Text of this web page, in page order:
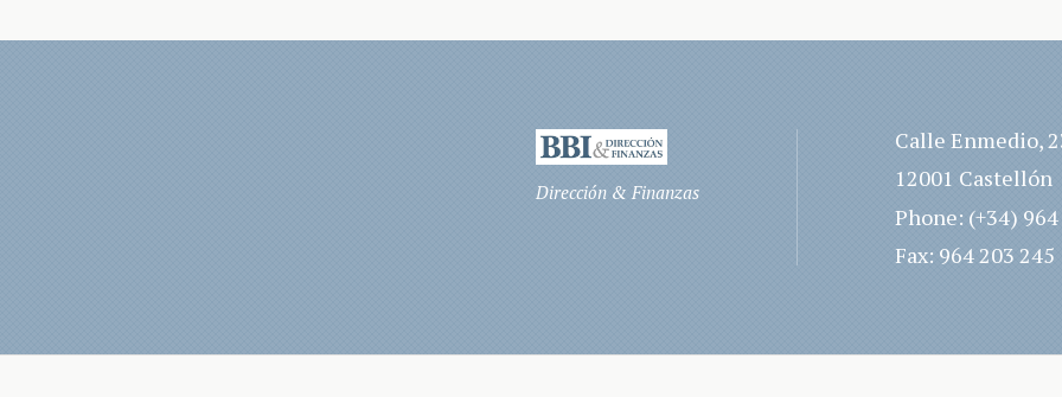
Dirección & Finanzas
Calle Enmedio,
12001 Castellón
Phone: (+34)
Fax: 964 203 245